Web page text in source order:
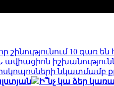
10 գառ
ավիացիոն
նկատմամբ
Ի՞նչ կա ձեր